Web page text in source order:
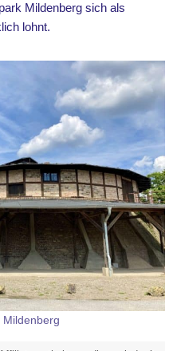
Mildenberg sich als
lohnt.